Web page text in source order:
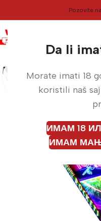
Da li
Morate imati 18
koristili naš
ИМАМ 18
ИМАМ
Pozovite
Početna Rakete